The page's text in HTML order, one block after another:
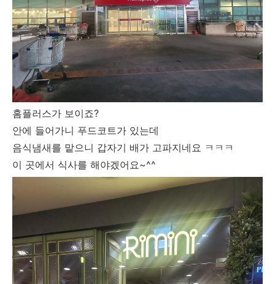
홈플러스가 보이죠?
안에 들어가니 푸드코트가 있는데
음식냄새를 맡으니 갑자기 배가 고파지네요 ㅋㅋㅋ
이 곳에서 식사를 해야겠어요~^^